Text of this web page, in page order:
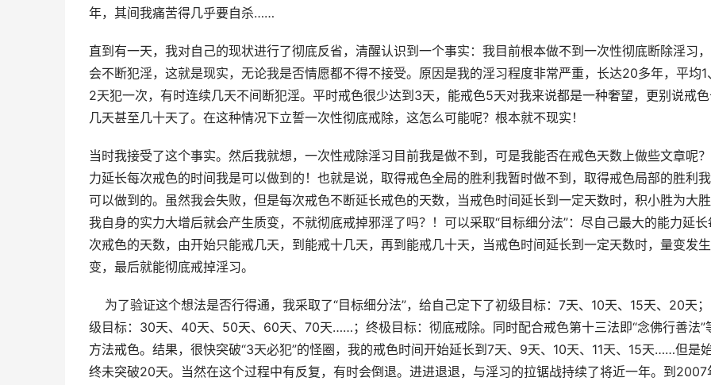
年，其间我痛苦得几乎要自杀……
直到有一天，我对自己的现状进行了彻底反省，清醒认识到一个事实：我目前根本做不到一次性彻底断除淫习
会不断犯淫，这就是现实，无论我是否情愿都不得不接受。原因是我的淫习程度非常严重，长达20多年，平均1、
2天犯一次，有时连续几天不间断犯淫。平时戒色很少达到3天，能戒色5天对我来说都是一种奢望，更别说戒
几天甚至几十天了。在这种情况下立誓一次性彻底戒除，这怎么可能呢？根本就不现实！
当时我接受了这个事实。然后我就想，一次性戒除淫习目前我是做不到，可是我能否在戒色天数上做些文章呢
力延长每次戒色的时间我是可以做到的！也就是说，取得戒色全局的胜利我暂时做不到，取得戒色局部的胜利
可以做到的。虽然我会失败，但是每次戒色不断延长戒色的天数，当戒色时间延长到一定天数时，积小胜为大胜
我自身的实力大增后就会产生质变，不就彻底戒掉邪淫了吗？！可以采取“目标细分法”：尽自己最大的能力延长
次戒色的天数，由开始只能戒几天，到能戒十几天，再到能戒几十天，当戒色时间延长到一定天数时，量变发
变，最后就能彻底戒掉淫习。
为了验证这个想法是否行得通，我采取了“目标细分法”，给自己定下了初级目标：7天、10天、15天、20天
级目标：30天、40天、50天、60天、70天……；终极目标：彻底戒除。同时配合戒色第十三法即“念佛行善法”
方法戒色。结果，很快突破“3天必犯”的怪圈，我的戒色时间开始延长到7天、9天、10天、11天、15天……但是
终未突破20天。当然在这个过程中有反复，有时会倒退。进进退退，与淫习的拉锯战持续了将近一年。到2007